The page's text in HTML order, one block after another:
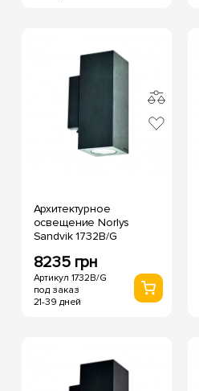
Архитектурное
освещение Norlys
Sandvik 1732B/G
8235 грн
Артикул 1732B/G
под заказ
21-39 дней